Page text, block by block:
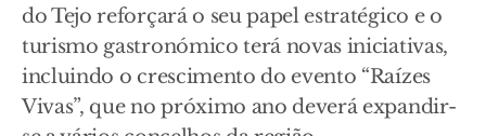
do Tejo reforçará o seu papel estratégico e o
turismo gastronómico terá novas iniciativas,
incluindo o crescimento do evento “Raízes
Vivas”, que no próximo ano deverá expandir-